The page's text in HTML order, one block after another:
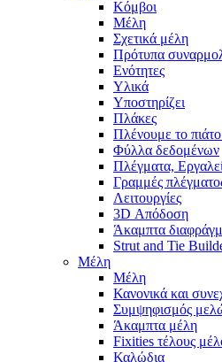
Κόμβοι
Μέλη
Σχετικά μέλη
Πρότυπα
Ενότητες
Υλικά
Υποστηρίζει
Πλάκες
Πλένουμε το
Φύλλα δεδομένων
Πλέγματα,
Γραμμές
Λειτουργίες
3D Απόδοση
Άκαμπτα
Strut and Tie
Μέλη
Μέλη
Κανονικά και
Συμψηφισμός
Άκαμπτα μέλη
Fixities τέλους
Καλώδια